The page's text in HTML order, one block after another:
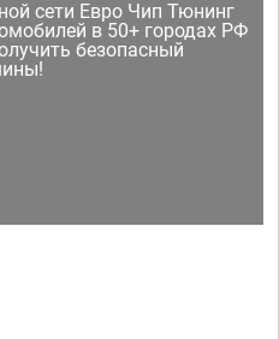
сети Евро Чип Тюнинг
в 50+ городах РФ
безопасный